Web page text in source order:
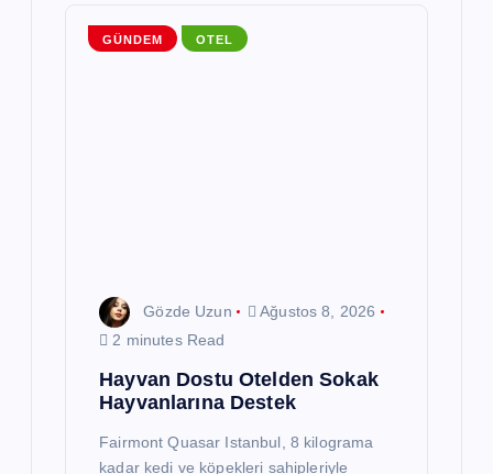
GÜNDEM OTEL
Gözde Uzun
Ağustos 8, 2026
2 minutes Read
Hayvan Dostu Otelden Sokak
Hayvanlarına Destek
Fairmont Quasar Istanbul, 8 kilograma
kadar kedi ve köpekleri sahipleriyle